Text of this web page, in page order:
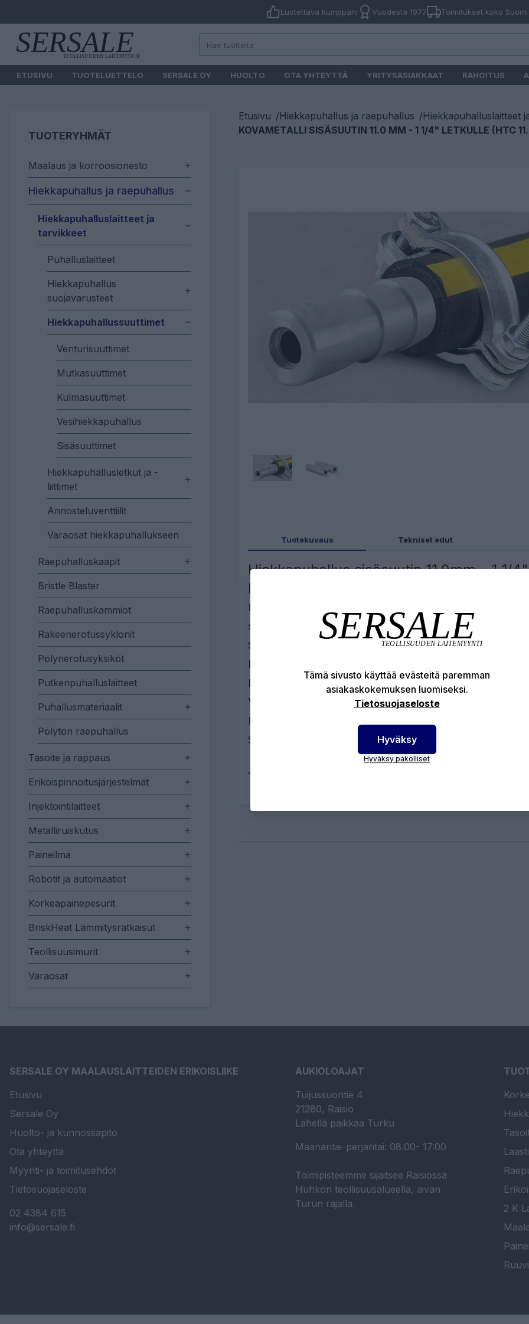
Luotettava kumppani Vuodesta 1977 Toimitukset koko Suomi
ETUSIVU TUOTELUETTELO SERSALE OY HUOLTO OTA YHTEYTTÄ YRITYSASIAKKAAT RAHOITUS
TUOTERYHMÄT
Maalaus ja korroosionesto
Hiekkapuhallus ja raepuhallus
Hiekkapuhalluslaitteet ja
tarvikkeet
Puhalluslaitteet
Hiekkapuhallus
suojavarusteet
Hiekkapuhallussuuttimet
Venturisuuttimet
Mutkasuuttimet
Kulmasuuttimet
Vesihiekkapuhallus
Sisäsuuttimet
Hiekkapuhallusletkut ja -
liittimet
Annosteluventtiilit
Varaosat hiekkapuhallukseen
Raepuhalluskaapit
Bristle Blaster
Raepuhalluskammiot
Rakeenerotussyklonit
Pölynerotusyksiköt
Putkenpuhalluslaitteet
Puhallusmateriaalit
Pölytön raepuhallus
Tasoite ja rappaus
Erikoispinnoitusjärjestelmät
Injektointilaitteet
Metalliruiskutus
Paineilma
Robotit ja automaatiot
Korkeapainepesurit
BriskHeat Lämmitysratkaisut
Teollisuusimurit
Varaosat
Etusivu /Hiekkapuhallus ja raepuhallus /Hiekkapuhalluslaitteet
KOVAMETALLI SISÄSUUTIN 11.0 MM - 1 1/4" LETKULLE (HTC
Tuotekuvaus Tekniset edut
Hiekkapuhallus sisäsuutin 11,0mm - 1 1/4"
letkulle
Hiekkapuhallus sisäsuutin asennetaan
sisään ja kiristetään letkuklemmarilla kiinni.
Suutintyyppi: Venturi
Käyttöaika arvio: 400 h
Kulutuspinta: Volframikarbidi
Vaippa: Alumiini
Letkun sisähalkaisija 32 mm (1.1/4")
Suutinkoot: 6.5 / 8.0 / 9.5 / 11.0 / 12.5 mm
Tuotenumero:
SERSALE OY MAALAUSLAITTEIDEN ERIKOISLIIKE
Etusivu
Sersale Oy
Huolto- ja kunnossapito
Ota yhteyttä
Myynti- ja toimitusehdot
Tietosuojaseloste
02 4384 615
info@sersale.fi
AUKIOLOAJAT
Tuijussuontie 4
21280, Raisio
Lähellä paikkaa Turku
Maanantai-perjantai: 08.00- 17:00
Toimipisteemme sijaitsee Raisiossa
Huhkon teollisuusalueella, aivan
Turun rajalla.
2 K
Tämä sivusto käyttää evästeitä paremman
asiakaskokemuksen luomiseksi.
Tietosuojaseloste
Hyväksy
Hyväksy pakolliset